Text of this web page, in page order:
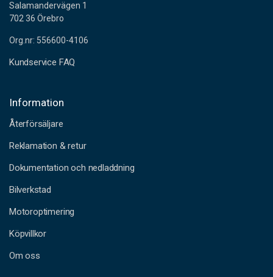
Salamandervägen 1
702 36 Örebro
Org.nr: 556600-4106
Kundservice FAQ
Information
Återförsäljare
Reklamation & retur
Dokumentation och nedladdning
Bilverkstad
Motoroptimering
Köpvillkor
Om oss